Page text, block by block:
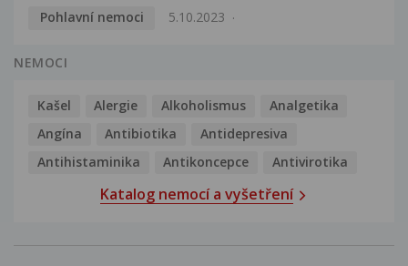
Pohlavní nemoci
5.10.2023
NEMOCI
Kašel Alergie Alkoholismus
Analgetika
Angína
Antibiotika
Antidepresiva
Antihistaminika
Antikoncepce Antivirotika
Katalog nemocí a vyšetření